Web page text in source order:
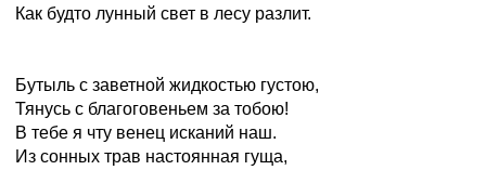
Как будто лунный свет в лесу разлит.
Бутыль с заветной жидкостью густою,
Тянусь с благоговеньем за тобою!
В тебе я чту венец исканий наш.
Из сонных трав настоянная гуща,